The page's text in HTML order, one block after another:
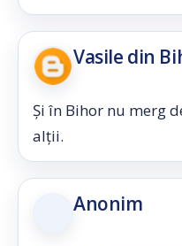
Vasile din
Și în Bihor nu merg
alții.
Anonim